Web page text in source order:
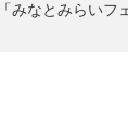
みなとみらいフ